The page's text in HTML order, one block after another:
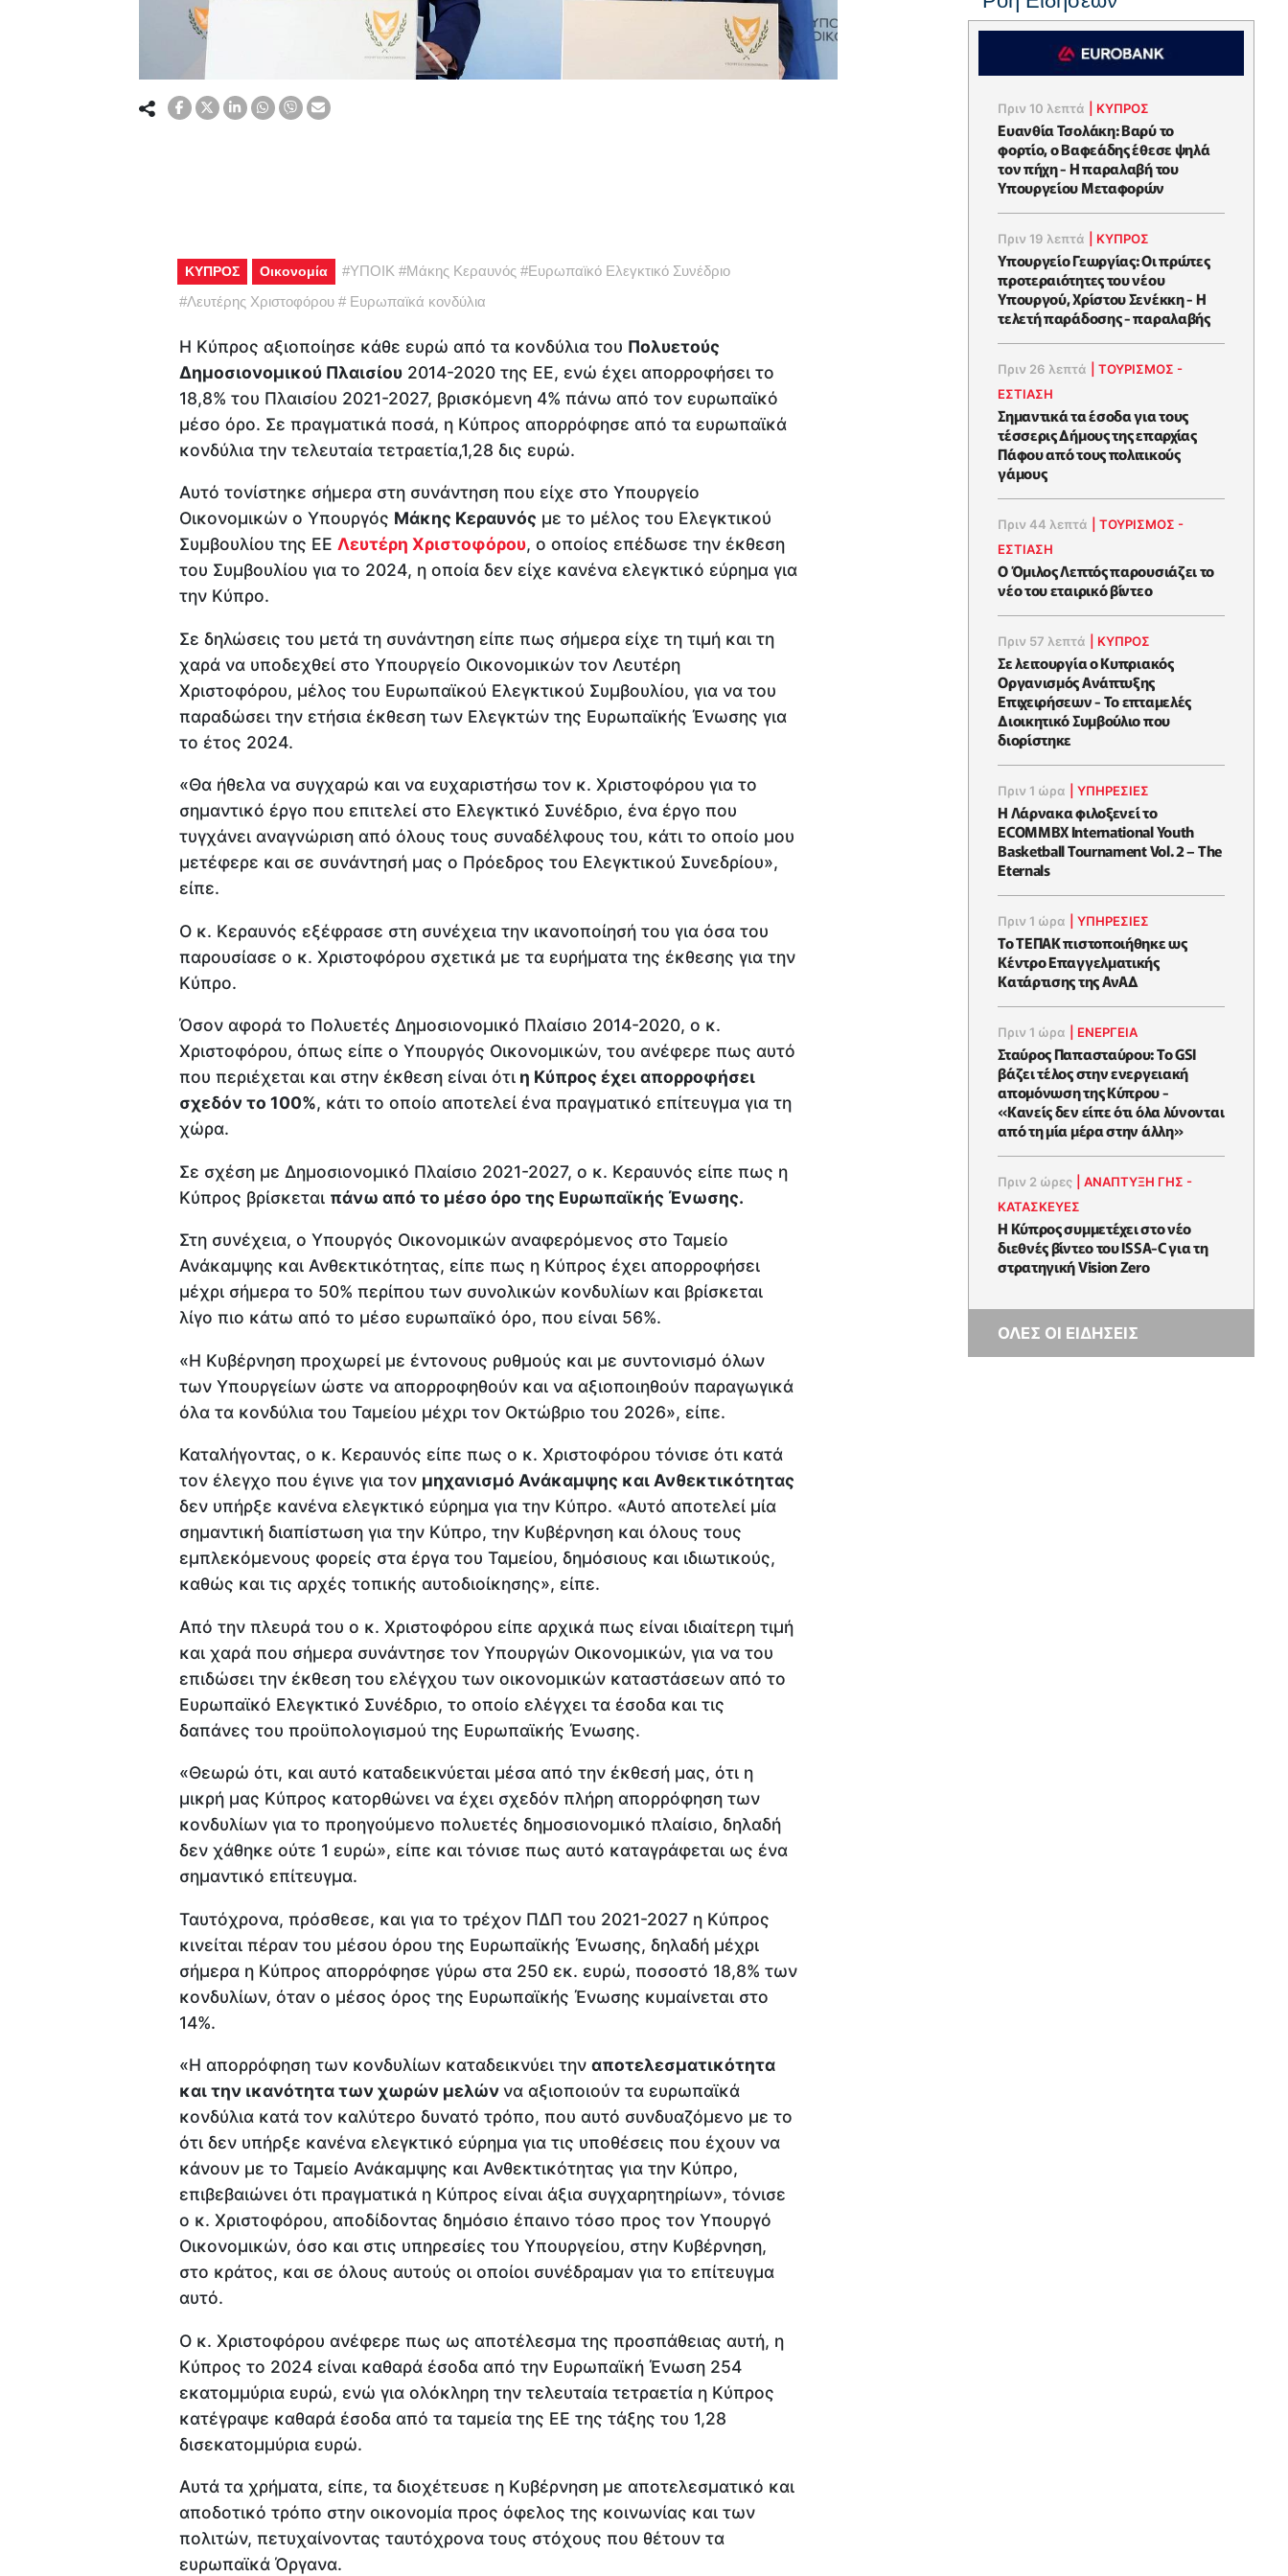
ΚΥΠΡΟΣ Οικονομία #ΥΠΟΙΚ #Μάκης Κεραυνός #Ευρωπαϊκό Ελεγκτικό Συνέδριο
#Λευτέρης Χριστοφόρου #Ευρωπαϊκά κονδύλια
Η Κύπρος αξιοποίησε κάθε ευρώ από τα κονδύλια του Πολυετούς
Δημοσιονομικού Πλαισίου 2014-2020 της ΕΕ, ενώ έχει απορροφήσει το
18,8% του Πλαισίου 2021-2027, βρισκόμενη 4% πάνω από τον ευρωπαϊκό
μέσο όρο. Σε πραγματικά ποσά, η Κύπρος απορρόφησε από τα ευρωπαϊκά
κονδύλια την τελευταία τετραετία,1,28 δις ευρώ.
Αυτό τονίστηκε σήμερα στη συνάντηση που είχε στο Υπουργείο
Οικονομικών ο Υπουργός Μάκης Κεραυνός με το μέλος του Ελεγκτικού
Συμβουλίου της ΕΕ Λευτέρη Χριστοφόρου, ο οποίος επέδωσε την έκθεση
του Συμβουλίου για το 2024, η οποία δεν είχε κανένα ελεγκτικό εύρημα για
την Κύπρο.
Σε δηλώσεις του μετά τη συνάντηση είπε πως σήμερα είχε τη τιμή και τη
χαρά να υποδεχθεί στο Υπουργείο Οικονομικών τον Λευτέρη
Χριστοφόρου, μέλος του Ευρωπαϊκού Ελεγκτικού Συμβουλίου, για να του
παραδώσει την ετήσια έκθεση των Ελεγκτών της Ευρωπαϊκής Ένωσης για
το έτος 2024.
«Θα ήθελα να συγχαρώ και να ευχαριστήσω τον κ. Χριστοφόρου για το
σημαντικό έργο που επιτελεί στο Ελεγκτικό Συνέδριο, ένα έργο που
τυγχάνει αναγνώριση από όλους τους συναδέλφους του, κάτι το οποίο μου
μετέφερε και σε συνάντησή μας ο Πρόεδρος του Ελεγκτικού Συνεδρίου»,
είπε.
Ο κ. Κεραυνός εξέφρασε στη συνέχεια την ικανοποίησή του για όσα του
παρουσίασε ο κ. Χριστοφόρου σχετικά με τα ευρήματα της έκθεσης για την
Κύπρο.
Όσον αφορά το Πολυετές Δημοσιονομικό Πλαίσιο 2014-2020, ο κ.
Χριστοφόρου, όπως είπε ο Υπουργός Οικονομικών, του ανέφερε πως αυτό
που περιέχεται και στην έκθεση είναι ότι η Κύπρος έχει απορροφήσει
σχεδόν το 100%, κάτι το οποίο αποτελεί ένα πραγματικό επίτευγμα για τη
χώρα.
Σε σχέση με Δημοσιονομικό Πλαίσιο 2021-2027, ο κ. Κεραυνός είπε πως η
Κύπρος βρίσκεται πάνω από το μέσο όρο της Ευρωπαϊκής Ένωσης.
Στη συνέχεια, ο Υπουργός Οικονομικών αναφερόμενος στο Ταμείο
Ανάκαμψης και Ανθεκτικότητας, είπε πως η Κύπρος έχει απορροφήσει
μέχρι σήμερα το 50% περίπου των συνολικών κονδυλίων και βρίσκεται
λίγο πιο κάτω από το μέσο ευρωπαϊκό όρο, που είναι 56%.
«Η Κυβέρνηση προχωρεί με έντονους ρυθμούς και με συντονισμό όλων
των Υπουργείων ώστε να απορροφηθούν και να αξιοποιηθούν παραγωγικά
όλα τα κονδύλια του Ταμείου μέχρι τον Οκτώβριο του 2026», είπε.
Καταλήγοντας, ο κ. Κεραυνός είπε πως ο κ. Χριστοφόρου τόνισε ότι κατά
τον έλεγχο που έγινε για τον μηχανισμό Ανάκαμψης και Ανθεκτικότητας
δεν υπήρξε κανένα ελεγκτικό εύρημα για την Κύπρο. «Αυτό αποτελεί μία
σημαντική διαπίστωση για την Κύπρο, την Κυβέρνηση και όλους τους
εμπλεκόμενους φορείς στα έργα του Ταμείου, δημόσιους και ιδιωτικούς,
καθώς και τις αρχές τοπικής αυτοδιοίκησης», είπε.
Από την πλευρά του ο κ. Χριστοφόρου είπε αρχικά πως είναι ιδιαίτερη τιμή
και χαρά που σήμερα συνάντησε τον Υπουργών Οικονομικών, για να του
επιδώσει την έκθεση του ελέγχου των οικονομικών καταστάσεων από το
Ευρωπαϊκό Ελεγκτικό Συνέδριο, το οποίο ελέγχει τα έσοδα και τις
δαπάνες του προϋπολογισμού της Ευρωπαϊκής Ένωσης.
«Θεωρώ ότι, και αυτό καταδεικνύεται μέσα από την έκθεσή μας, ότι η
μικρή μας Κύπρος κατορθώνει να έχει σχεδόν πλήρη απορρόφηση των
κονδυλίων για το προηγούμενο πολυετές δημοσιονομικό πλαίσιο, δηλαδή
δεν χάθηκε ούτε 1 ευρώ», είπε και τόνισε πως αυτό καταγράφεται ως ένα
σημαντικό επίτευγμα.
Ταυτόχρονα, πρόσθεσε, και για το τρέχον ΠΔΠ του 2021-2027 η Κύπρος
κινείται πέραν του μέσου όρου της Ευρωπαϊκής Ένωσης, δηλαδή μέχρι
σήμερα η Κύπρος απορρόφησε γύρω στα 250 εκ. ευρώ, ποσοστό 18,8% των
κονδυλίων, όταν ο μέσος όρος της Ευρωπαϊκής Ένωσης κυμαίνεται στο
14%.
«Η απορρόφηση των κονδυλίων καταδεικνύει την αποτελεσματικότητα
και την ικανότητα των χωρών μελών να αξιοποιούν τα ευρωπαϊκά
κονδύλια κατά τον καλύτερο δυνατό τρόπο, που αυτό συνδυαζόμενο με το
ότι δεν υπήρξε κανένα ελεγκτικό εύρημα για τις υποθέσεις που έχουν να
κάνουν με το Ταμείο Ανάκαμψης και Ανθεκτικότητας για την Κύπρο,
επιβεβαιώνει ότι πραγματικά η Κύπρος είναι άξια συγχαρητηρίων», τόνισε
ο κ. Χριστοφόρου, αποδίδοντας δημόσιο έπαινο τόσο προς τον Υπουργό
Οικονομικών, όσο και στις υπηρεσίες του Υπουργείου, στην Κυβέρνηση,
στο κράτος, και σε όλους αυτούς οι οποίοι συνέδραμαν για το επίτευγμα
αυτό.
Ο κ. Χριστοφόρου ανέφερε πως ως αποτέλεσμα της προσπάθειας αυτή, η
Κύπρος το 2024 είναι καθαρά έσοδα από την Ευρωπαϊκή Ένωση 254
εκατομμύρια ευρώ, ενώ για ολόκληρη την τελευταία τετραετία η Κύπρος
κατέγραψε καθαρά έσοδα από τα ταμεία της ΕΕ της τάξης του 1,28
δισεκατομμύρια ευρώ.
Αυτά τα χρήματα, είπε, τα διοχέτευσε η Κυβέρνηση με αποτελεσματικό και
αποδοτικό τρόπο στην οικονομία προς όφελος της κοινωνίας και των
πολιτών, πετυχαίνοντας ταυτόχρονα τους στόχους που θέτουν τα
ευρωπαϊκά Όργανα.
Πριν 10 λεπτά ΚΥΠΡΟΣ
Ευανθία Τσολάκη: Βαρύ το
φορτίο, ο Βαφεάδης έθεσε ψηλά
τον πήχη - Η παραλαβή του
Υπουργείου Μεταφορών
Πριν 19 λεπτά ΚΥΠΡΟΣ
Υπουργείο Γεωργίας: Οι πρώτες
προτεραιότητες του νέου
Υπουργού, Χρίστου Σενέκκη - Η
τελετή παράδοσης - παραλαβής
Πριν 26 λεπτά |ΤΟΥΡΙΣΜΟΣ -
ΕΣΤΙΑΣΗ
Σημαντικά τα έσοδα για τους
τέσσερις Δήμους της επαρχίας
Πάφου από τους πολιτικούς
γάμους
Πριν 44 λεπτά |ΤΟΥΡΙΣΜΟΣ -
ΕΣΤΙΑΣΗ
Ο Όμιλος Λεπτός παρουσιάζει το
νέο του εταιρικό βίντεο
Πριν 57 λεπτά ΚΥΠΡΟΣ
Σε λειτουργία ο Κυπριακός
Οργανισμός Ανάπτυξης
Επιχειρήσεων - To επταμελές
Διοικητικό Συμβούλιο που
διορίστηκε
Πριν 1 ώρα |ΥΠΗΡΕΣΙΕΣ
Η Λάρνακα φιλοξενεί το
ECOMMBX International Youth
Basketball Tournament Vol. 2 – The
Eternals
Πριν 1 ώρα |ΥΠΗΡΕΣΙΕΣ
Το ΤΕΠΑΚ πιστοποιήθηκε ως
Κέντρο Επαγγελματικής
Κατάρτισης της ΑνΑΔ
Πριν 1 ώρα ΕΝΈΡΓΕΙΑ
Σταύρος Παπασταύρου: Το GSI
βάζει τέλος στην ενεργειακή
απομόνωση της Κύπρου -
«Κανείς δεν είπε ότι όλα λύνονται
από τη μία μέρα στην άλλη»
Πριν 2 ώρες |ΑΝΑΠΤΥΞΗ ΓΗΣ -
ΚΑΤΑΣΚΕΥΕΣ
Η Κύπρος συμμετέχει στο νέο
διεθνές βίντεο του ISSA-C για τη
στρατηγική Vision Zero
ΟΛΕΣ ΟΙ ΕΙΔΗΣΕΙΣ